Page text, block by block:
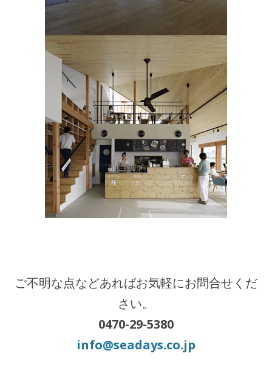
ご不明な点などあればお気軽にお問合せくだ
さい。
0470-29-5380
info@seadays.co.jp